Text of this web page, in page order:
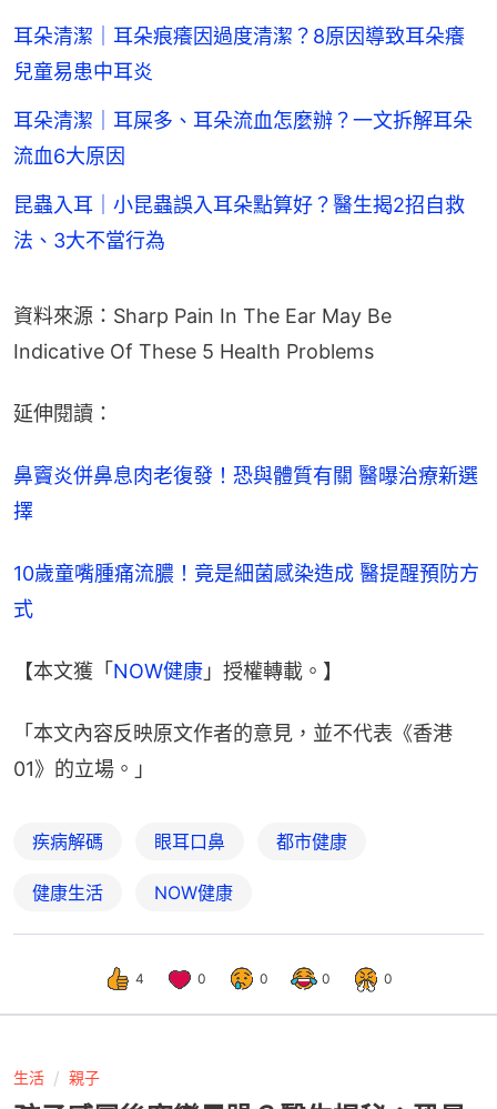
耳朵清潔｜耳朵痕癢因過度清潔？8原因導致耳朵癢
兒童易患中耳炎
耳朵清潔｜耳屎多、耳朵流血怎麼辦？一文拆解耳朵
流血6大原因
昆蟲入耳｜小昆蟲誤入耳朵點算好？醫生揭2招自救
法、3大不當行為
資料來源：Sharp Pain In The Ear May Be
Indicative Of These 5 Health Problems
延伸閱讀：
鼻竇炎併鼻息肉老復發！恐與體質有關 醫曝治療新選
擇
10歲童嘴腫痛流膿！竟是細菌感染造成 醫提醒預防方
式
【本文獲「NOW健康 」授權轉載。】
「本文內容反映原文作者的意見，並不代表《香港
01》的立場。」
疾病解碼 眼耳口鼻 都市健康
健康生活 NOW健康
4 0 0 0 0
生活 親子